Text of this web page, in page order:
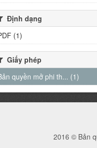
Định dạng
(1)
Giấy phép
quyền mở phi th... (1)
2016 © Bản